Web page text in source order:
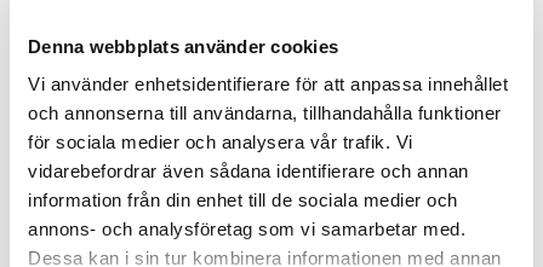
Denna webbplats använder cookies
Vi använder enhetsidentifierare för att anpassa innehållet
och annonserna till användarna, tillhandahålla funktioner
för sociala medier och analysera vår trafik. Vi
vidarebefordrar även sådana identifierare och annan
information från din enhet till de sociala medier och
annons- och analysföretag som vi samarbetar med.
Dessa kan i sin tur kombinera informationen med annan
möblerna placeras på ett sådant avstånd från
badkar/dusch att vatten inte kan skvätta direkt på
möbeln. Blöta fläckar, även vanligt vatten, torkas upp
så snart som möjligt.
Haven H2 Serie